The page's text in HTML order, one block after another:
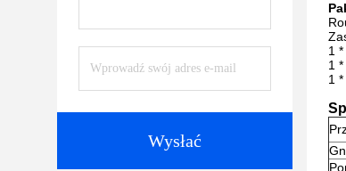
Wysłać
1
1
1